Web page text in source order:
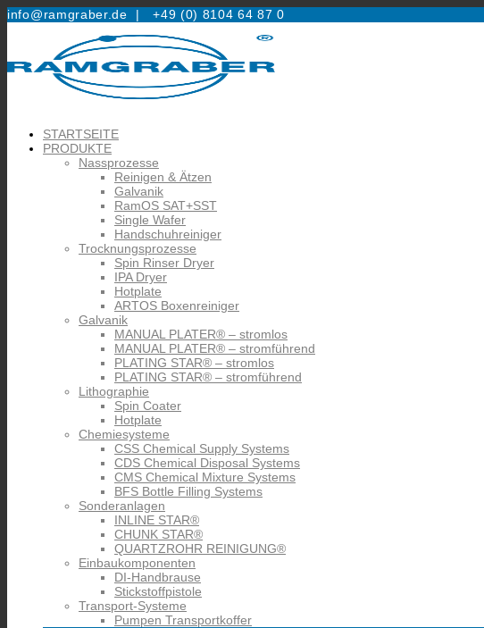
info@ramgraber.de | +49 (0) 8104 64 87 0
STARTSEITE
PRODUKTE
Nassprozesse
Reinigen & Ätzen
Galvanik
RamOS SAT+SST
Single Wafer
Handschuhreiniger
Trocknungsprozesse
Spin Rinser Dryer
IPA Dryer
Hotplate
ARTOS Boxenreiniger
Galvanik
MANUAL PLATER® – stromlos
MANUAL PLATER® – stromführend
PLATING STAR® – stromlos
PLATING STAR® – stromführend
Lithographie
Spin Coater
Hotplate
Chemiesysteme
CSS Chemical Supply Systems
CDS Chemical Disposal Systems
CMS Chemical Mixture Systems
BFS Bottle Filling Systems
Sonderanlagen
INLINE STAR®
CHUNK STAR®
QUARTZROHR REINIGUNG®
Einbaukomponenten
DI-Handbrause
Stickstoffpistole
Transport-Systeme
Pumpen Transportkoffer